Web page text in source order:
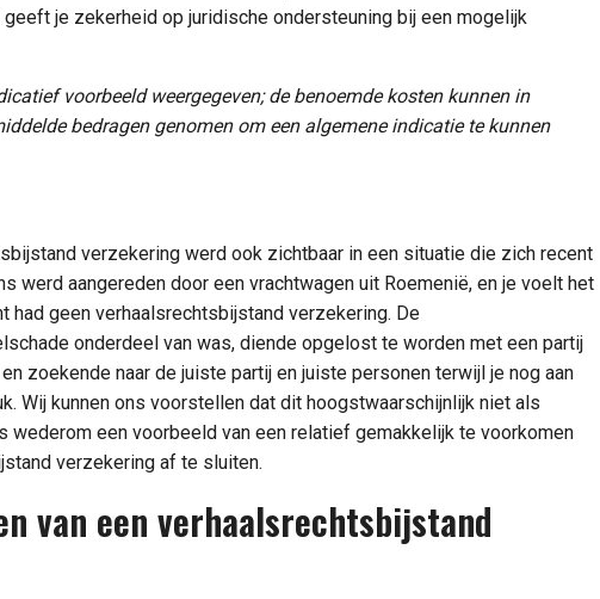
je zekerheid op juridische ondersteuning bij een mogelijk
voorbeeld weergegeven; de benoemde kosten kunnen in
bedragen genomen om een algemene indicatie te kunnen
verzekering werd ook zichtbaar in een situatie die zich recent
werd aangereden door een vrachtwagen uit Roemenië, en je voelt het
had geen verhaalsrechtsbijstand verzekering. De
onderdeel van was, diende opgelost te worden met een partij
zoekende naar de juiste partij en juiste personen terwijl je nog aan
Wij kunnen ons voorstellen dat dit hoogstwaarschijnlijk niet als
wederom een voorbeeld van een relatief gemakkelijk te voorkomen
verzekering af te sluiten.
van een verhaalsrechtsbijstand